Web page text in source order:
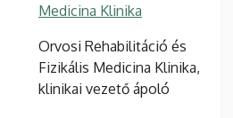
Medicina Klinika
Orvosi Rehabilitáció és
Fizikális Medicina Klinika,
klinikai vezető ápoló